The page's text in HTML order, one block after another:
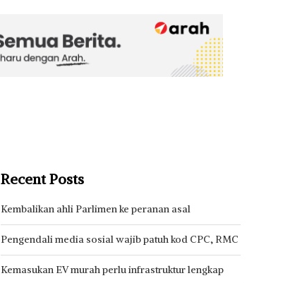
Recent Posts
Kembalikan ahli Parlimen ke peranan asal
Pengendali media sosial wajib patuh kod CPC, RMC
Kemasukan EV murah perlu infrastruktur lengkap